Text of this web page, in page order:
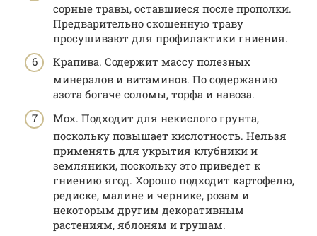
сорные травы, оставшиеся после прополки.
Предварительно скошенную траву
просушивают для профилактики гниения.
Крапива. Содержит массу полезных
минералов и витаминов. По содержанию
азота богаче соломы, торфа и навоза.
Мох. Подходит для некислого грунта,
поскольку повышает кислотность. Нельзя
применять для укрытия клубники и
земляники, поскольку это приведет к
гниению ягод. Хорошо подходит картофелю,
редиске, малине и чернике, розам и
некоторым другим декоративным
растениям, яблоням и грушам.